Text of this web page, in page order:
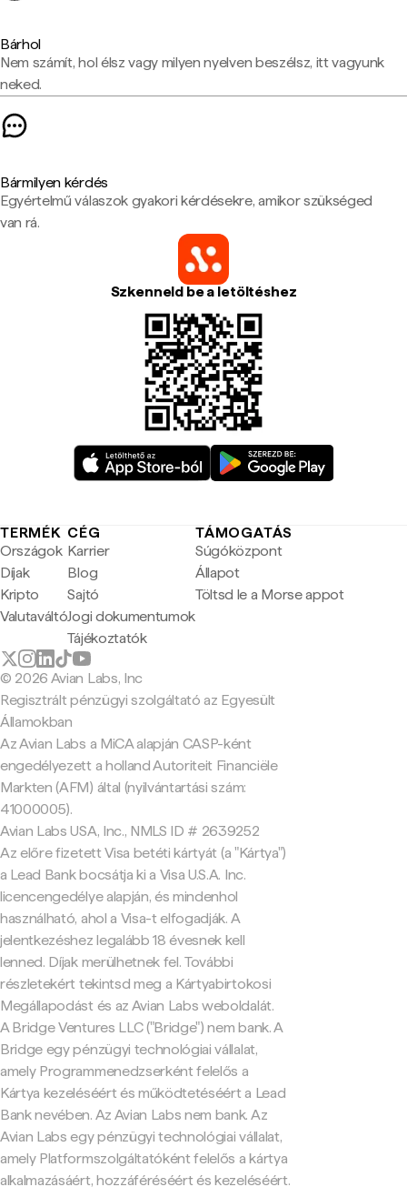
Bárhol
Nem számít, hol élsz vagy milyen nyelven beszélsz, itt vagyunk
neked.
Bármilyen kérdés
Egyértelmű válaszok gyakori kérdésekre, amikor szükséged
van rá.
Szkenneld be a letöltéshez
TERMÉK
Országok
Díjak
Kripto
Valutaváltó
CÉG
Karrier
Blog
Sajtó
Jogi dokumentumok
Tájékoztatók
TÁMOGATÁS
Súgóközpont
Állapot
Töltsd le a Morse appot
© 2026 Avian Labs, Inc
Regisztrált pénzügyi szolgáltató az Egyesült
Államokban
Az Avian Labs a MiCA alapján CASP-ként
engedélyezett a holland Autoriteit Financiële
Markten (AFM) által (nyilvántartási szám:
41000005).
Avian Labs USA, Inc., NMLS ID # 2639252
Az előre fizetett Visa betéti kártyát (a "Kártya")
a Lead Bank bocsátja ki a Visa U.S.A. Inc.
licencengedélye alapján, és mindenhol
használható, ahol a Visa-t elfogadják. A
jelentkezéshez legalább 18 évesnek kell
lenned. Díjak merülhetnek fel. További
részletekért tekintsd meg a Kártyabirtokosi
Megállapodást és az Avian Labs weboldalát.
A Bridge Ventures LLC ("Bridge") nem bank. A
Bridge egy pénzügyi technológiai vállalat,
amely Programmenedzserként felelős a
Kártya kezeléséért és működtetéséért a Lead
Bank nevében. Az Avian Labs nem bank. Az
Avian Labs egy pénzügyi technológiai vállalat,
amely Platformszolgáltatóként felelős a kártya
alkalmazásáért, hozzáféréséért és kezeléséért.